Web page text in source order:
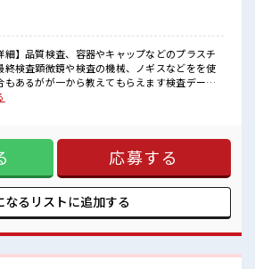
分にもできそう≫
するのは不安だけど、
ています！
ップUP目指していきましょう！
とができそう♪
細】品質検査、容器やキャップなどのプラスチ
終検査顕微鏡や検査の機械、ノギスなどをを使
もあるがが一から教えてもらえます検査データ
重量】10キロ未満(箱を運ぶ時だけ)【座り立
残業≫ 時間をしっかり確保できる、 残業基本
♪ オンとオフをきっちり切り替えたい方にオス
も活躍中の職場≫ もちろん男性の応募もOKで
祝休のお仕事≫ 家族や友人と一緒にプライベー
クラク制服アリ≫ 制服があるので、 毎日の服装
≪初めての仕事だけど自分にもできそう≫ 新し
す！ イチからスキルUP・ステップUP目指して
間は女子ト
応募する
なるリストに追加する